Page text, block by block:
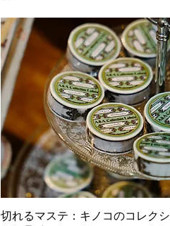
快速瀏覽
切れるマステ：キノコのコレクシ